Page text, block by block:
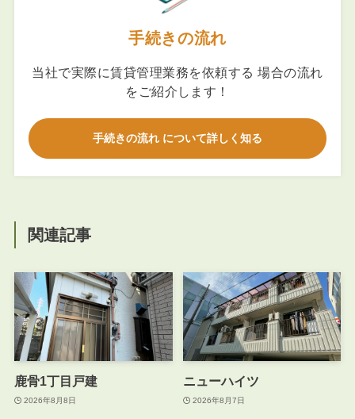
手続きの流れ
当社で実際に賃貸管理業務を依頼する 場合の流れ
をご紹介します！
手続きの流れ について詳しく知る
関連記事
鹿骨1丁目戸建
2026年8月8日
ニューハイツ
2026年8月7日